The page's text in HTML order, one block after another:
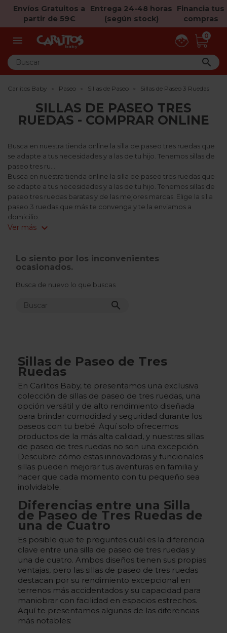
Envíos Gratuitos a
partir de 59€
Entrega 24-48 horas
(según stock)
Financia tus
compras
 0

Carlitos Baby Paseo Sillas de Paseo Sillas de Paseo 3 Ruedas
SILLAS DE PASEO TRES
RUEDAS - COMPRAR ONLINE
Busca en nuestra tienda online la silla de paseo tres ruedas que
se adapte a tus necesidades y a las de tu hijo. Tenemos sillas de
paseo tres ru...
Busca en nuestra tienda online la silla de paseo tres ruedas que
se adapte a tus necesidades y a las de tu hijo. Tenemos sillas de
paseo tres ruedas baratas y de las mejores marcas. Elige la silla
paseo 3 ruedas que más te convenga y te la enviamos a
domicilio.
Ver más expand_more
Lo siento por los inconvenientes
ocasionados.
Busca de nuevo lo que buscas

Sillas de Paseo de Tres
Ruedas
En Carlitos Baby, te presentamos una exclusiva
colección de sillas de paseo de tres ruedas, una
opción versátil y de alto rendimiento diseñada
para brindar comodidad y seguridad durante los
paseos con tu bebé. Aquí solo ofrecemos
productos de la más alta calidad, y nuestras sillas
de paseo de tres ruedas no son una excepción.
Descubre cómo estas innovadoras y funcionales
sillas pueden mejorar tus aventuras en familia y
hacer que cada momento con tu pequeño sea
inolvidable.
Diferencias entre una Silla
de Paseo de Tres Ruedas de
una de Cuatro
Es posible que te preguntes cuál es la diferencia
clave entre una silla de paseo de tres ruedas y
una de cuatro. Ambos diseños tienen sus propias
ventajas, pero las sillas de paseo de tres ruedas
destacan por su rendimiento excepcional en
terrenos más accidentados y su capacidad para
maniobrar con facilidad en espacios estrechos.
Aquí te presentamos algunas de las diferencias
más notables: